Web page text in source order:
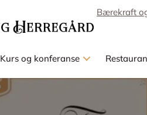
Bærekraft
Kurs og konferanse